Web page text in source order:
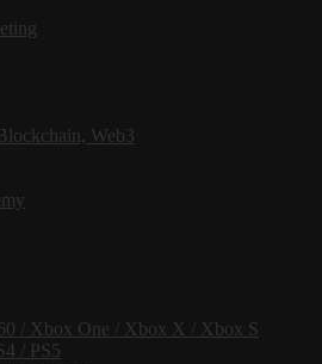
Web3
/ Xbox One / Xbox X / Xbox S
/ PS5